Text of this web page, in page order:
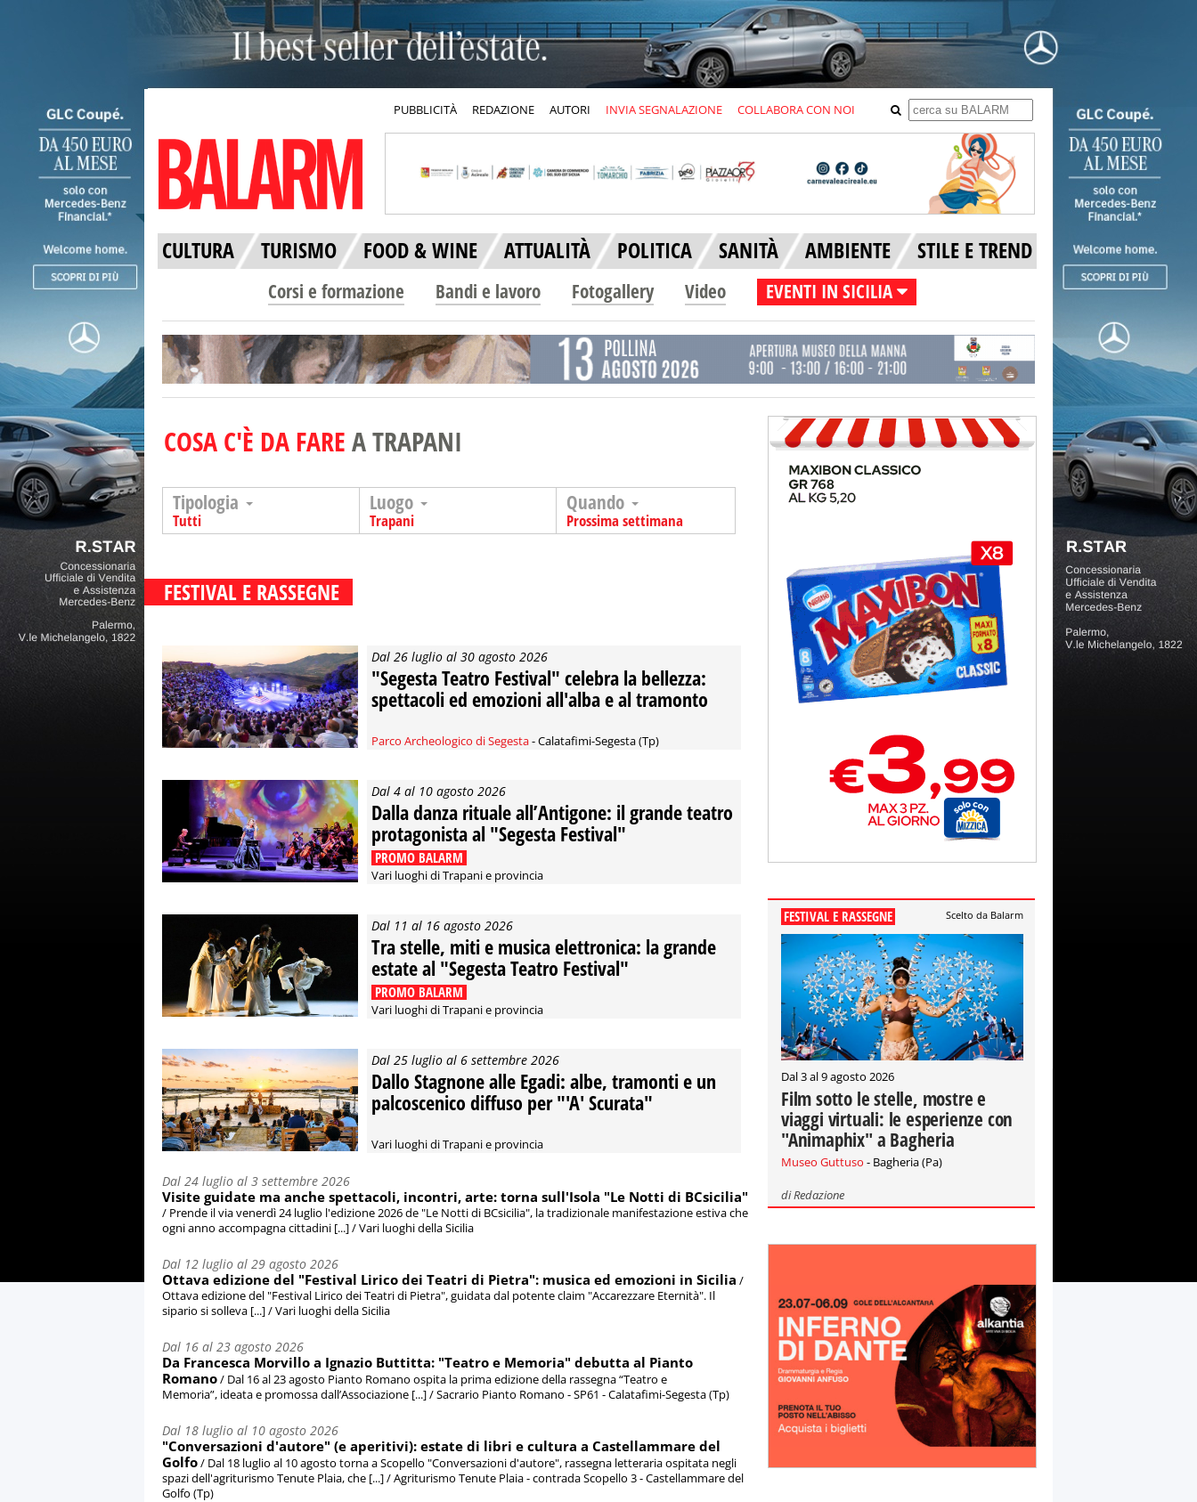
PUBBLICITÀ REDAZIONE AUTORI INVIA SEGNALAZIONE COLLABORA CON NOI
CULTURA TURISMO FOOD & WINE ATTUALITÀ POLITICA SANITÀ AMBIENTE STILE E TREND
Corsi e formazione Bandi e lavoro Fotogallery Video EVENTI IN SICILIA
COSA C'È DA FAREA TRAPANI
Tipologia
Tutti
Luogo
Trapani
Quando
Prossima settimana
FESTIVAL E RASSEGNE
Dal 26 luglio al 30 agosto 2026
"Segesta Teatro Festival" celebra la bellezza:
spettacoli ed emozioni all'alba e al tramonto
Parco Archeologico di Segesta- Calatafimi-Segesta (Tp)
Dal 4 al 10 agosto 2026
Dalla danza rituale all’Antigone: il grande teatro
protagonista al "Segesta Festival"
PROMO BALARM
Vari luoghi di Trapani e provincia
Dal 11 al 16 agosto 2026
Tra stelle, miti e musica elettronica: la grande
estate al "Segesta Teatro Festival"
PROMO BALARM
Vari luoghi di Trapani e provincia
Dal 25 luglio al 6 settembre 2026
Dallo Stagnone alle Egadi: albe, tramonti e un
palcoscenico diffuso per "'A' Scurata"
Vari luoghi di Trapani e provincia
Dal 24 luglio al 3 settembre 2026
Visite guidate ma anche spettacoli, incontri, arte: torna sull'Isola "Le Notti di BCsicilia"
/ Prende il via venerdì 24 luglio l'edizione 2026 de "Le Notti di BCsicilia", la tradizionale manifestazione estiva che
ogni anno accompagna cittadini [...] / Vari luoghi della Sicilia
Dal 12 luglio al 29 agosto 2026
Ottava edizione del "Festival Lirico dei Teatri di Pietra": musica ed emozioni in Sicilia /
Ottava edizione del "Festival Lirico dei Teatri di Pietra", guidata dal potente claim "Accarezzare Eternità". Il
sipario si solleva [...] / Vari luoghi della Sicilia
Dal 16 al 23 agosto 2026
Da Francesca Morvillo a Ignazio Buttitta: "Teatro e Memoria" debutta al Pianto
Romano/ Dal 16 al 23 agosto Pianto Romano ospita la prima edizione della rassegna “Teatro e
Memoria”, ideata e promossa dall’Associazione [...] / Sacrario Pianto Romano - SP61 - Calatafimi-Segesta (Tp)
Dal 18 luglio al 10 agosto 2026
"Conversazioni d'autore" (e aperitivi): estate di libri e cultura a Castellammare del
Golfo/ Dal 18 luglio al 10 agosto torna a Scopello "Conversazioni d'autore", rassegna letteraria ospitata negli
spazi dell'agriturismo Tenute Plaia, che [...] / Agriturismo Tenute Plaia - contrada Scopello 3 - Castellammare del
Golfo (Tp)
FESTIVAL E RASSEGNE Scelto da Balarm
Dal 3 al 9 agosto 2026
Film sotto le stelle, mostre e
viaggi virtuali: le esperienze con
"Animaphix" a Bagheria
Museo Guttuso - Bagheria (Pa)
diRedazione